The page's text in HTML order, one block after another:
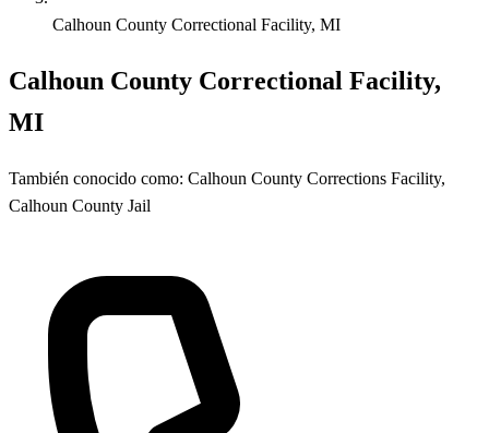
Calhoun County Correctional Facility, MI
Calhoun County Correctional Facility,
MI
También conocido como: Calhoun County Corrections Facility,
Calhoun County Jail